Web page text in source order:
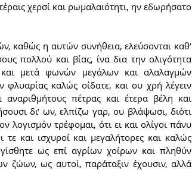
χερσί και ρωμαλαιότητι, ην εδωρήσατο
καθώς η αυτών συνήθεια, ελεύσονται καθ’
πολλού και βίας, ίνα δια την ολιγότητα
μετά φωνών μεγάλων και αλαλαγμών
καλώς οίδατε, και ου χρή λέγειν
πέτρας και έτερα βέλη και
δι’ ων, ελπίζω γαρ, ου βλάψωσι, διότι
λογισμόν τρέφομαι, ότι ει και ολίγοι πάνυ
τε και ισχυροί και μεγαλήτορες και καλώς
ως επί αγρίων χοίρων και πληθύν
ζώων, ως αυτοί, παράταξιν έχουσιν, αλλά